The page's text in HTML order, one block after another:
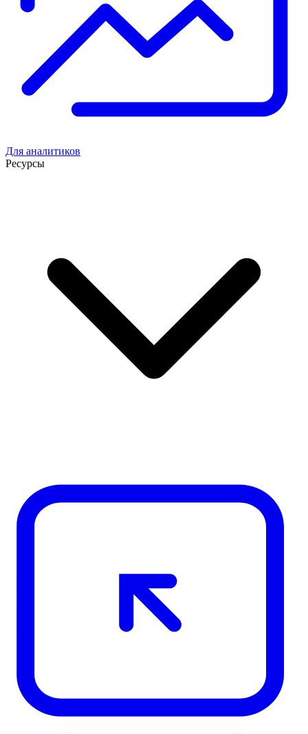
Для аналитиков
Ресурсы